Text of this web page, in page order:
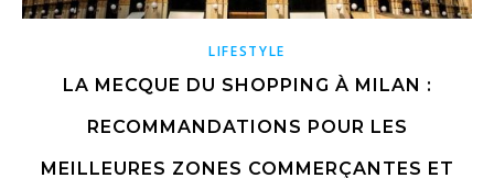
LIFESTYLE
LA MECQUE DU SHOPPING À MILAN :
RECOMMANDATIONS POUR LES
MEILLEURES ZONES COMMERÇANTES ET